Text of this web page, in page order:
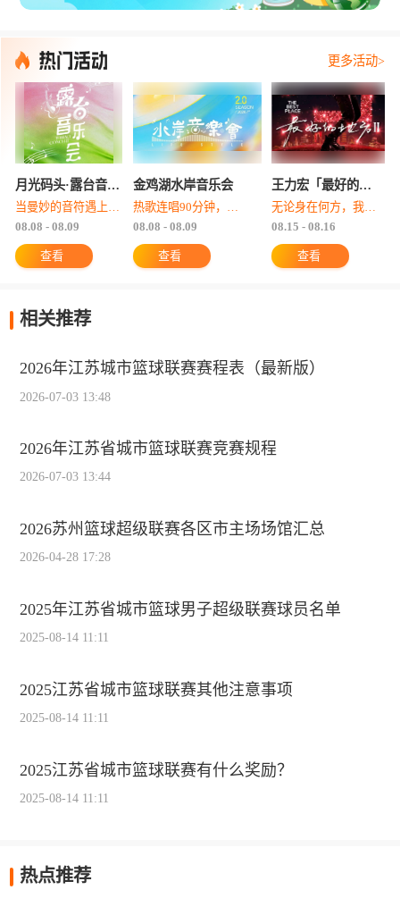
更多活动>
月光码头·露台音乐会
08.08 - 08.09
查看
金鸡湖水岸音乐会
08.08 - 08.09
查看
王力宏「最好的地方II」世界巡回演唱会-苏州站
08.15 - 08.16
查看
相关推荐
2026年江苏城市篮球联赛赛程表（最新版）
2026-07-03 13:48
2026年江苏省城市篮球联赛竞赛规程
2026-07-03 13:44
2026苏州篮球超级联赛各区市主场场馆汇总
2026-04-28 17:28
2025年江苏省城市篮球男子超级联赛球员名单
2025-08-14 11:11
2025江苏省城市篮球联赛其他注意事项
2025-08-14 11:11
2025江苏省城市篮球联赛有什么奖励？
2025-08-14 11:11
热点推荐